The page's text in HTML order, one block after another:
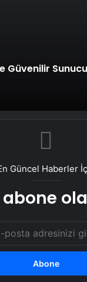
Güvenilir
Güncel Haberler
abone